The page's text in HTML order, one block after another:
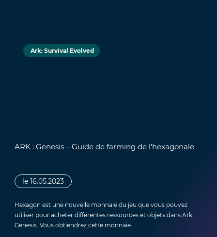
Ark: Survival Evolved
ARK : Genesis – Guide de farming de l’hexagonale
le 16.05.2023
Hexagon est une nouvelle monnaie du jeu que vous pouvez
utiliser pour acheter différentes ressources et objets dans Ark
Genesis. Vous obtiendrez cette monnaie…